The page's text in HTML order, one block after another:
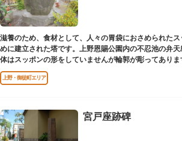
滋養のため、食材として、人々の胃袋におさめられた
めに建立された塔です。上野恩賜公園内の不忍池の弁
体はスッポンの形をしていませんが輪郭が彫ってありま
上野・御徒町エリア
宮戸座跡碑